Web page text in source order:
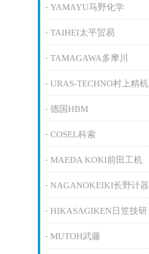
YAMAYU马野化学
TAIHEI太平贸易
TAMAGAWA多摩川
URAS-TECHNO村上精机
德国HBM
COSEL科索
MAEDA KOKI前田工机
NAGANOKEIKI长野计器
HIKASAGIKEN日笠技研
MUTOH武藤